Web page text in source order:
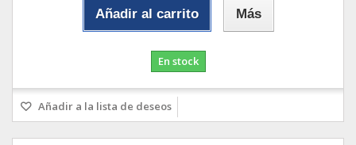
Añadir al carrito Más
En stock
Añadir a la lista de deseos